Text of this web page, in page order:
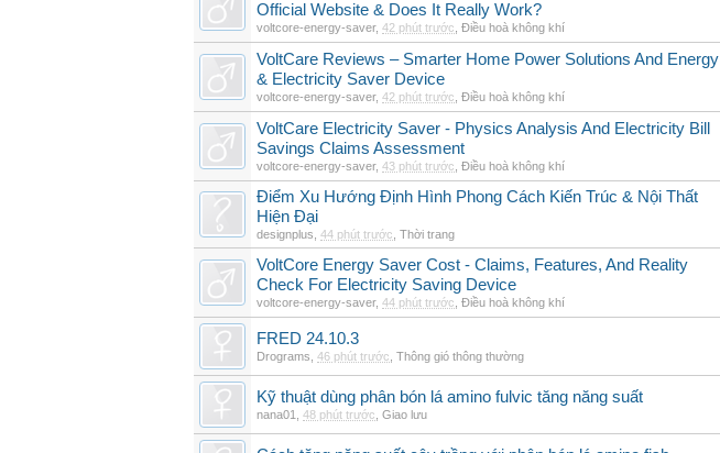
Official Website & Does It Really Work?
voltcore-energy-saver, 42 phút trước Điều hoà không khí
VoltCare Reviews – Smarter Home Power Solutions And Energy
& Electricity Saver Device
voltcore-energy-saver, 42 phút trước Điều hoà không khí
VoltCare Electricity Saver - Physics Analysis And Electricity Bill
Savings Claims Assessment
voltcore-energy-saver, 43 phút trước Điều hoà không khí
Điểm Xu Hướng Định Hình Phong Cách Kiến Trúc & Nội Thất
Hiện Đại
designplus 44 phút trước Thời trang
VoltCore Energy Saver Cost - Claims, Features, And Reality
Check For Electricity Saving Device
voltcore-energy-saver, 44 phút trước Điều hoà không khí
FRED 24.10.3
Drograms 46 phút trước Thông gió thông thường
Kỹ thuật dùng phân bón lá amino fulvic tăng năng suất
nana01 48 phút trước Giao lưu